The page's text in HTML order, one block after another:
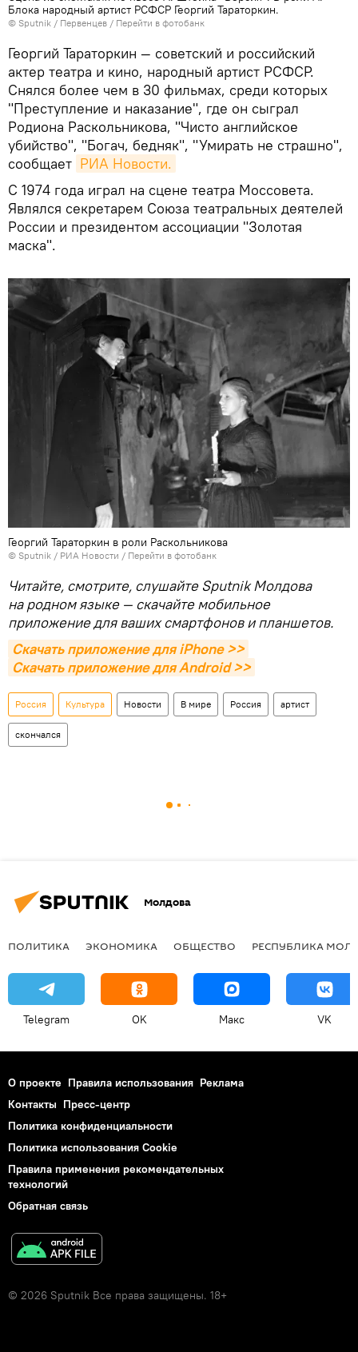
Блока народный артист РСФСР Георгий Тараторкин.
© Sputnik / Первенцев / Перейти в фотобанк
Георгий Тараторкин — советский и российский
актер театра и кино, народный артист РСФСР.
Снялся более чем в 30 фильмах, среди которых
"Преступление и наказание", где он сыграл
Родиона Раскольникова, "Чисто английское
убийство", "Богач, бедняк", "Умирать не страшно",
сообщает РИА Новости.
С 1974 года играл на сцене театра Моссовета.
Являлся секретарем Союза театральных деятелей
России и президентом ассоциации "Золотая
маска".
Георгий Тараторкин в роли Раскольникова
© Sputnik / РИА Новости / Перейти в фотобанк
Читайте, смотрите, слушайте Sputnik Молдова
на родном языке — скачайте мобильное
приложение для ваших смартфонов и планшетов.
Скачать приложение для iPhone >>
Скачать приложение для Android >>
Россия Культура Новости В мире Россия артист
скончался
Молдова
ПОЛИТИКА ЭКОНОМИКА ОБЩЕСТВО РЕСПУБЛИКА
Telegram OK Макс VK
О проекте Правила использования Реклама
Контакты Пресс-центр
Политика конфиденциальности
Политика использования Cookie
Правила применения рекомендательных
технологий
Обратная связь
© 2026 Sputnik Все права защищены. 18+